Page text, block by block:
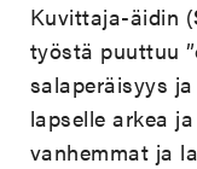
Kuvittaja-äidin (
työstä puuttuu
salaperäisyys
lapselle arkea
vanhemmat ja